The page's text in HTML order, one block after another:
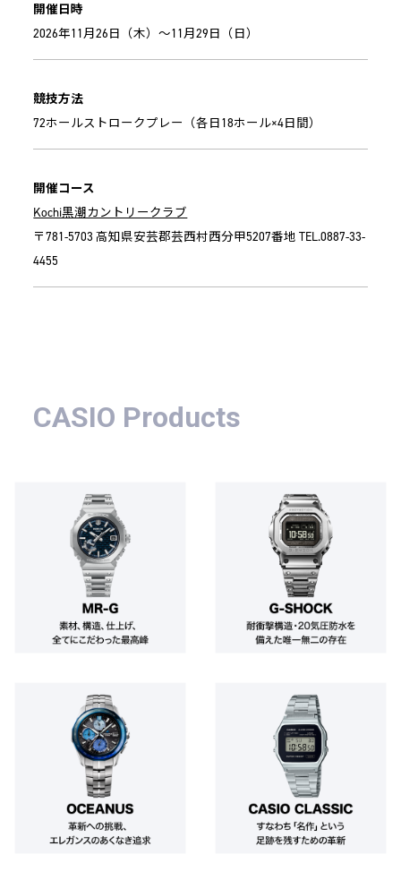
開催日時
2026年11月26日（木）～11月29日（日）
競技方法
72ホールストロークプレー（各日18ホール×4日間）
開催コース
Kochi黒潮カントリークラブ
〒781-5703 高知県安芸郡芸西村西分甲5207番地 TEL.0887-33-
4455
CASIO Products